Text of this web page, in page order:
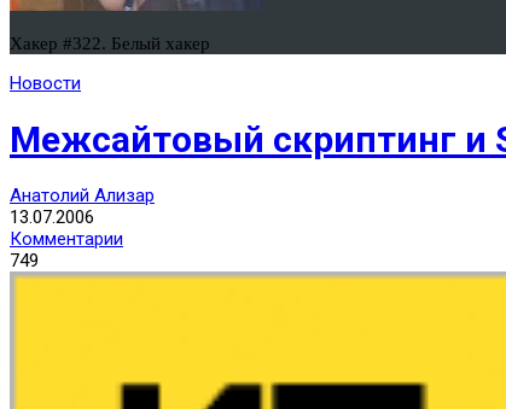
Хакер #322. Белый хакер
Новости
Межсайтовый скриптинг и
Анатолий Ализар
13.07.2006
Комментарии
749